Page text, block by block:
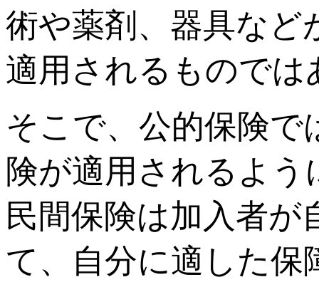
術や薬剤、器具など
適用されるものでは
そこで、公的保険
険が適用されるよ
民間保険は加入者が
て、自分に適した保